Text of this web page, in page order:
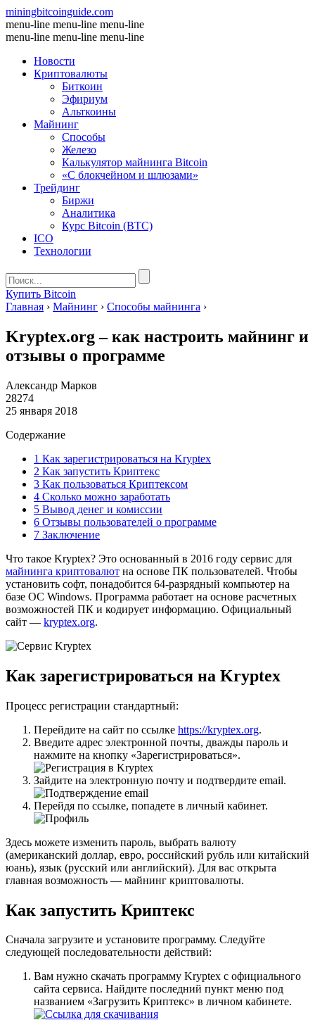
miningbitcoinguide.com
menu-line menu-line menu-line
menu-line menu-line menu-line
Новости
Криптовалюты
Биткоин
Эфириум
Альткоины
Майнинг
Способы
Железо
Калькулятор майнинга Bitcoin
«С блокчейном и шлюзами»
Трейдинг
Биржи
Аналитика
Курс Bitcoin (BTC)
ICO
Технологии
Купить Bitcoin
Главная › Майнинг › Способы майнинга ›
Kryptex.org – как настроить майнинг и
отзывы о программе
Александр Марков
28274
25 января 2018
Содержание
1 Как зарегистрироваться на Kryptex
2 Как запустить Криптекс
3 Как пользоваться Криптексом
4 Сколько можно заработать
5 Вывод денег и комиссии
6 Отзывы пользователей о программе
7 Заключение
Что такое Kryptex? Это основанный в 2016 году сервис для
майнинга криптовалют на основе ПК пользователей. Чтобы
установить софт, понадобится 64-разрядный компьютер на
базе ОС Windows. Программа работает на основе расчетных
возможностей ПК и кодирует информацию. Официальный
сайт — kryptex.org.
Как зарегистрироваться на Kryptex
Процесс регистрации стандартный:
Перейдите на сайт по ссылке https://kryptex.org.
Введите адрес электронной почты, дважды пароль и
нажмите на кнопку «Зарегистрироваться».
Зайдите на электронную почту и подтвердите email.
Перейдя по ссылке, попадете в личный кабинет.
Здесь можете изменить пароль, выбрать валюту
(американский доллар, евро, российский рубль или китайский
юань), язык (русский или английский). Для вас открыта
главная возможность — майнинг криптовалюты.
Как запустить Криптекс
Сначала загрузите и установите программу. Следуйте
следующей последовательности действий:
Вам нужно скачать программу Kryptex с официального
сайта сервиса. Найдите последний пункт меню под
названием «Загрузить Криптекс» в личном кабинете.